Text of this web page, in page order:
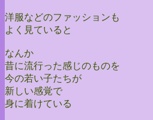
洋服などのファッションも
よく見ていると
なんか
昔に流行った感じのものを
今の若い子たちが
新しい感覚で
身に着けている